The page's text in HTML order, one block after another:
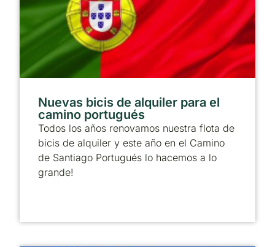
Nuevas bicis de alquiler para el
camino portugués
Todos los años renovamos nuestra flota de
bicis de alquiler y este año en el Camino
de Santiago Portugués lo hacemos a lo
grande!